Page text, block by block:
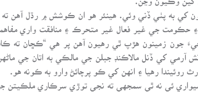
حڪومت جي غير فعال غير متحرڪ ۽ منافقت واري
جون زمينون هڙپ ٿي رهيون آهن پر هي “ڪڇان ته
آرمي کي ڏنل مالاڪنڊ جبلن جي مالڪي به اتان جي
روئيندا رهيا ۽ انهن کي ڪو پرچائڻ وارو به ڪونه هو.
ذميواري ئي نه ٿي سمجهي ته نجي توڙي سرڪاري